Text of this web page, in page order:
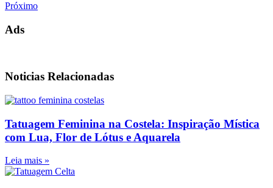
Próximo
Ads
Noticias Relacionadas
Tatuagem Feminina na Costela: Inspiração Mística
com Lua, Flor de Lótus e Aquarela
Leia mais »